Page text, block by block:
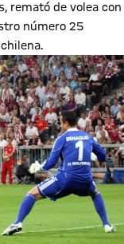
remató de volea con
número 25